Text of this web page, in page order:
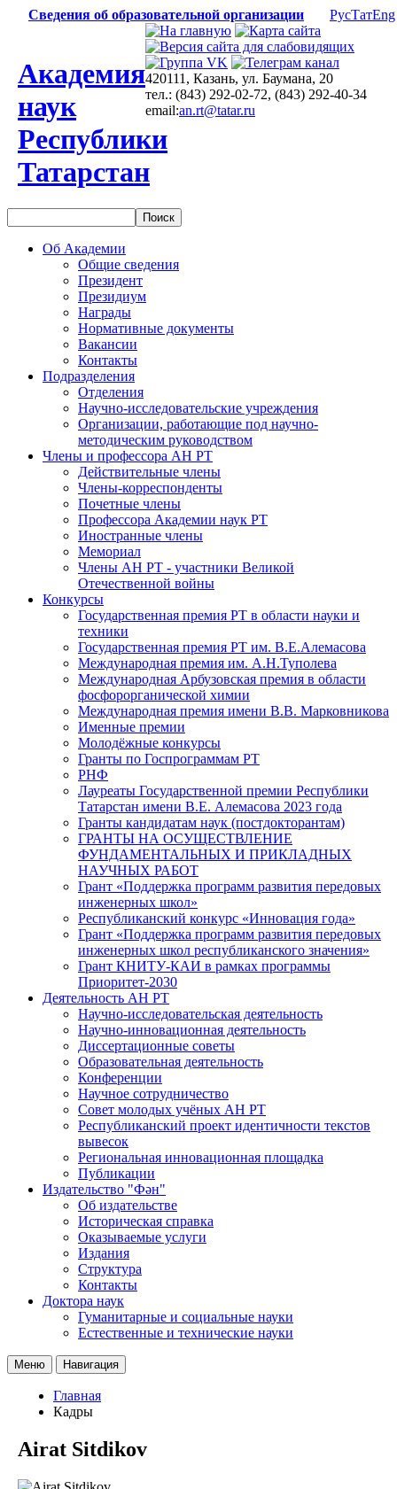
Сведения об образовательной организации РусТатEng
Академия
наук
Республики
Татарстан
420111, Казань, ул. Баумана, 20
тел.: (843) 292-02-72, (843) 292-40-34
email:an.rt@tatar.ru
Об Академии
Общие сведения
Президент
Президиум
Награды
Нормативные документы
Вакансии
Контакты
Подразделения
Отделения
Научно-исследовательские учреждения
Организации, работающие под научно-
методическим руководством
Члены и профессора АН РТ
Действительные члены
Члены-корреспонденты
Почетные члены
Профессора Академии наук РТ
Иностранные члены
Мемориал
Члены АН РТ - участники Великой
Отечественной войны
Конкурсы
Государственная премия РТ в области науки и
техники
Государственная премия РТ им. В.Е.Алемасова
Международная премия им. А.Н.Туполева
Международная Арбузовская премия в области
фосфорорганической химии
Международная премия имени В.В. Марковникова
Именные премии
Молодёжные конкурсы
Гранты по Госпрограммам РТ
РНФ
Лауреаты Государственной премии Республики
Татарстан имени В.Е. Алемасова 2023 года
Гранты кандидатам наук (постдокторантам)
ГРАНТЫ НА ОСУЩЕСТВЛЕНИЕ
ФУНДАМЕНТАЛЬНЫХ И ПРИКЛАДНЫХ
НАУЧНЫХ РАБОТ
Грант «Поддержка программ развития передовых
инженерных школ»
Республиканский конкурс «Инновация года»
Грант «Поддержка программ развития передовых
инженерных школ республиканского значения»
Грант КНИТУ-КАИ в рамках программы
Приоритет-2030
Деятельность АН РТ
Научно-исследовательская деятельность
Научно-инновационная деятельность
Диссертационные советы
Образовательная деятельность
Конференции
Научное сотрудничество
Совет молодых учёных АН РТ
Республиканский проект идентичности текстов
вывесок
Региональная инновационная площадка
Публикации
Издательство "Фән"
Об издательстве
Историческая справка
Оказываемые услуги
Издания
Структура
Контакты
Доктора наук
Гуманитарные и социальные науки
Естественные и технические науки
Меню Навигация
Главная
Кадры
Airat Sitdikov